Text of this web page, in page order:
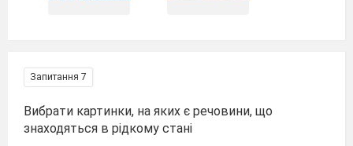
Запитання 7
Вибрати картинки, на яких є речовини, що
знаходяться в рідкому стані